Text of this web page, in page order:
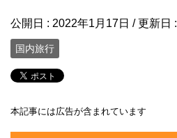
公開日 : 2022年1月17日 / 更新日 :
国内旅行
本記事には広告が含まれています